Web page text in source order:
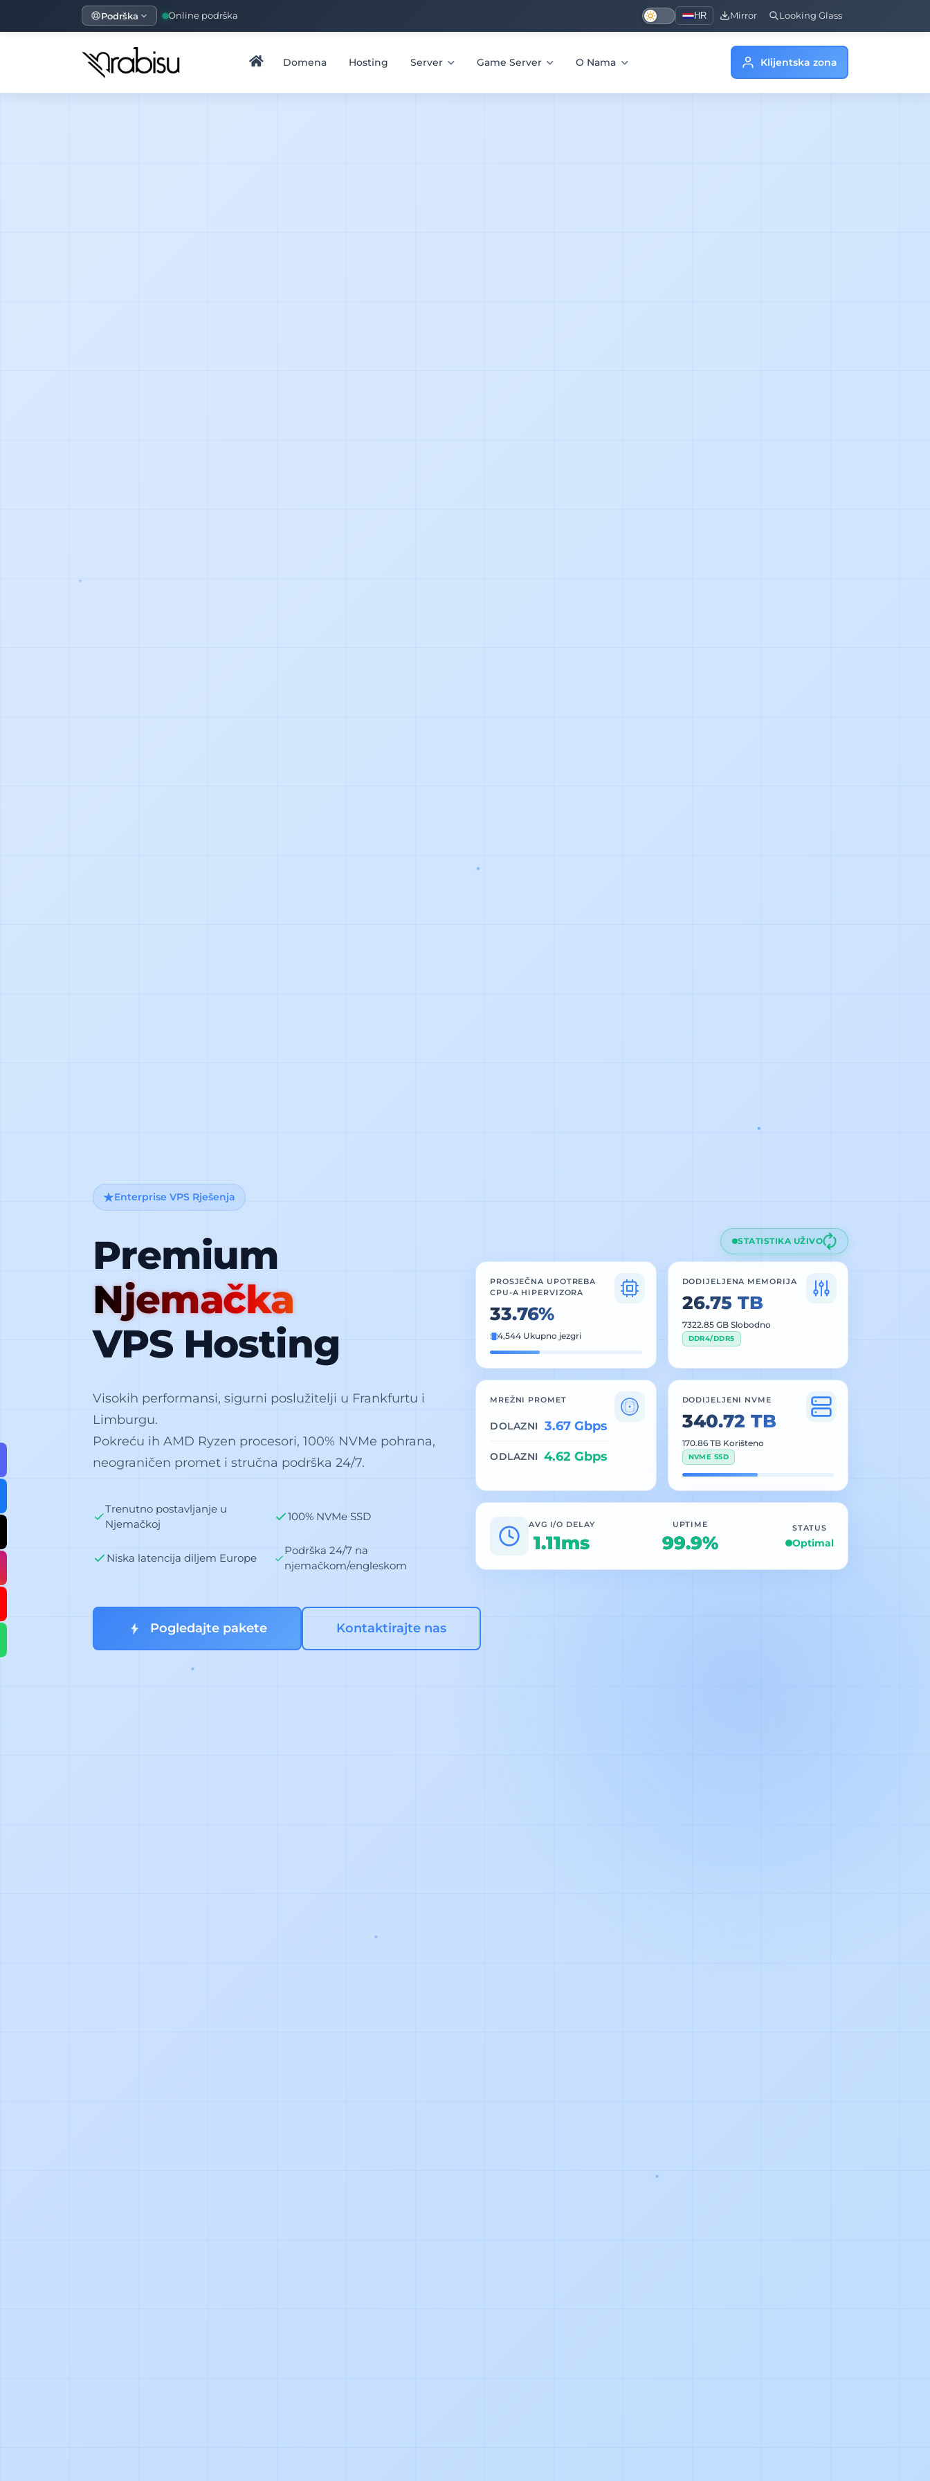
Podrška Online podrška HR Mirror Looking Glass
Domena Hosting Server Game Server O Nama Klijentska zona
Enterprise VPS Rješenja
Premium
Njemačka
VPS Hosting
Visokih performansi, sigurni poslužitelji u Frankfurtu i
Limburgu.
Pokreću ih AMD Ryzen procesori, 100% NVMe pohrana,
neograničen promet i stručna podrška 24/7.
Trenutno postavljanje u
Njemačkoj
100% NVMe SSD
Niska latencija diljem Europe
Podrška 24/7 na
njemačkom/engleskom
Pogledajte pakete Kontaktirajte nas
STATISTIKA UŽIVO
PROSJEČNA UPOTREBA
CPU-A HIPERVIZORA
33.46%
4,544 Ukupno jezgri
DODIJELJENA MEMORIJA
26.75 TB
7323.47 GB Slobodno
DDR4/DDR5
MREŽNI PROMET
DOLAZNI 3.67 Gbps
ODLAZNI 4.61 Gbps
DODIJELJENI NVME
340.71 TB
170.87 TB Korišteno
NVME SSD
AVG I/O DELAY
1.11ms
UPTIME
99.9%
STATUS
Optimal